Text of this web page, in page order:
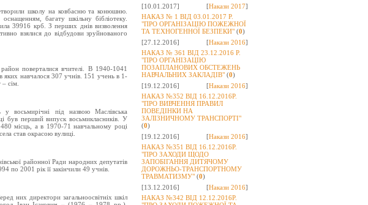
[10.01.2017]
[Накази 2017]
НАКАЗ № 1 ВІД 03.01.2017 Р.
"ПРО ОРГАНІЗАЦІЮ ПОЖЕЖНОЇ
ТА ТЕХНОГЕННОЇ БЕЗПЕКИ" (0)
[27.12.2016]
[Накази 2016]
НАКАЗ № 361 ВІД 23.12.2016 Р.
"ПРО ОРГАНІЗАЦІЮ
ПОЗАПЛАНОВИХ ОБСТЕЖЕНЬ
НАВЧАЛЬНИХ ЗАКЛАДІВ" (0)
[19.12.2016]
[Накази 2016]
НАКАЗ №352 ВІД 16.12.2016Р.
"ПРО ВИВЧЕННЯ ПРАВИЛ
ПОВЕДІНКИ НА
ЗАЛІЗНИЧНОМУ ТРАНСПОРТІ"
(0)
[19.12.2016]
[Накази 2016]
НАКАЗ №351 ВІД 16.12.2016Р.
"ПРО ЗАХОДИ ЩОДО
ЗАПОБІГАННЯ ДИТЯЧОМУ
ДОРОЖНЬО-ТРАНСПОРТНОМУ
ТРАВМАТИЗМУ" (0)
[13.12.2016]
[Накази 2016]
НАКАЗ №342 ВІД 12.12.2016Р.
школу на ковбасню та конюшню.
багату шкільну бібліотеку.
39916 крб. З перших днів визволення
взялися до відбудови зруйнованого
поверталися вчителі. В 1940-1041
яких навчалося 307 учнів. 151 учень в 1-
сім.
восьмирічні під назвою Маслівська
був перший випуск восьмикласників. У
місць, а в 1970-71 навчальному році
став окрасою вулиці.
районної Ради народних депутатів
по 2001 рік її закінчили 49 учнів.
них директори загальноосвітніх шкіл